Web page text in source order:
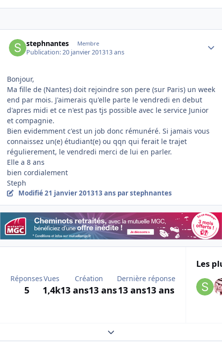
stephnantes Membre
Publication:20 janvier 201313 ans
Bonjour,
Ma fille de (Nantes) doit rejoindre son pere (sur Paris) un week
end par mois. J'aimerais qu'elle parte le vendredi en debut
d'apres midi et ce n'est pas tjs possible avec le service Junior
et compagnie.
Bien evidemment c'est un job donc rémunéré. Si jamais vous
connaissez un(e) étudiant(e) ou qqn qui ferait le trajet
régulierement, le vendredi merci de lui en parler.
Elle a 8 ans
bien cordialement
Steph
Modifié21 janvier 201313 ans par stephnantes
Réponses
5
Vues
1,4k
Création
13 ans13 ans
Dernière réponse
13 ans13 ans
Les
Expand topic overview